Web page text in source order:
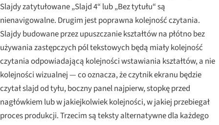
Slajdy zatytułowane „Slajd 4“ lub „Bez tytułu“ są
nienavigowalne. Drugim jest poprawna kolejność czytania.
Slajdy budowane przez upuszczanie kształtów na płótno bez
używania zastępczych pól tekstowych będą miały kolejność
czytania odpowiadającą kolejności wstawiania kształtów, a nie
kolejności wizualnej — co oznacza, że czytnik ekranu będzie
czytał slajd od tyłu, boczny panel najpierw, stopkę przed
nagłówkiem lub w jakiejkolwiek kolejności, w jakiej przebiegał
proces produkcji. Trzecim są teksty alternatywne dla każdego